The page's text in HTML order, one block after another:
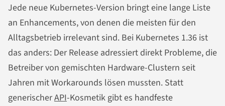
Jede neue Kubernetes-Version bringt eine lange Liste
an Enhancements, von denen die meisten für den
Alltagsbetrieb irrelevant sind. Bei Kubernetes 1.36 ist
das anders: Der Release adressiert direkt Probleme, die
Betreiber von gemischten Hardware-Clustern seit
Jahren mit Workarounds lösen mussten. Statt
generischerAPI-Kosmetik gibt es handfeste